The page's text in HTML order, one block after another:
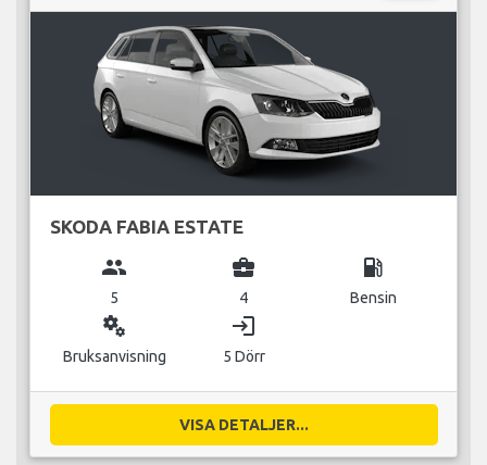
SKODA FABIA ESTATE
group
5
business_center
4
local_gas_station
Bensin
miscellaneous_services
Bruksanvisning
login
5 Dörr
VISA DETALJER...